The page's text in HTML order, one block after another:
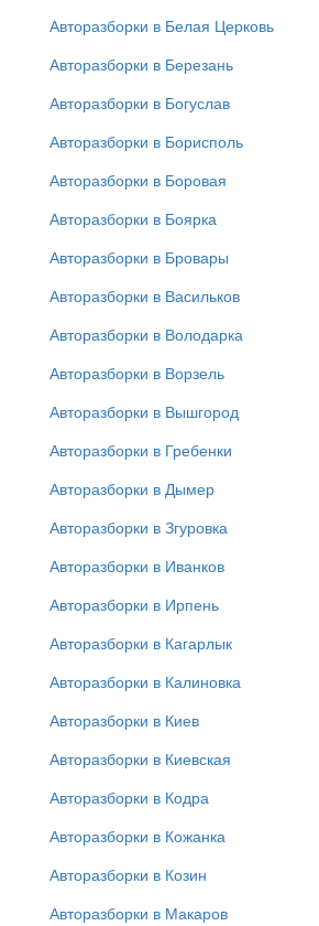
Авторазборки в Белая Церковь
Авторазборки в Березань
Авторазборки в Богуслав
Авторазборки в Борисполь
Авторазборки в Боровая
Авторазборки в Боярка
Авторазборки в Бровары
Авторазборки в Васильков
Авторазборки в Володарка
Авторазборки в Ворзель
Авторазборки в Вышгород
Авторазборки в Гребенки
Авторазборки в Дымер
Авторазборки в Згуровка
Авторазборки в Иванков
Авторазборки в Ирпень
Авторазборки в Кагарлык
Авторазборки в Калиновка
Авторазборки в Киев
Авторазборки в Киевская
Авторазборки в Кодра
Авторазборки в Кожанка
Авторазборки в Козин
Авторазборки в Макаров